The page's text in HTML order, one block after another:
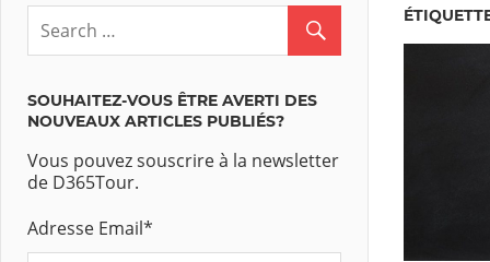
SOUHAITEZ-VOUS ÊTRE AVERTI DES
NOUVEAUX ARTICLES PUBLIÉS?
Vous pouvez souscrire à la newsletter
de D365Tour.
Adresse Email*